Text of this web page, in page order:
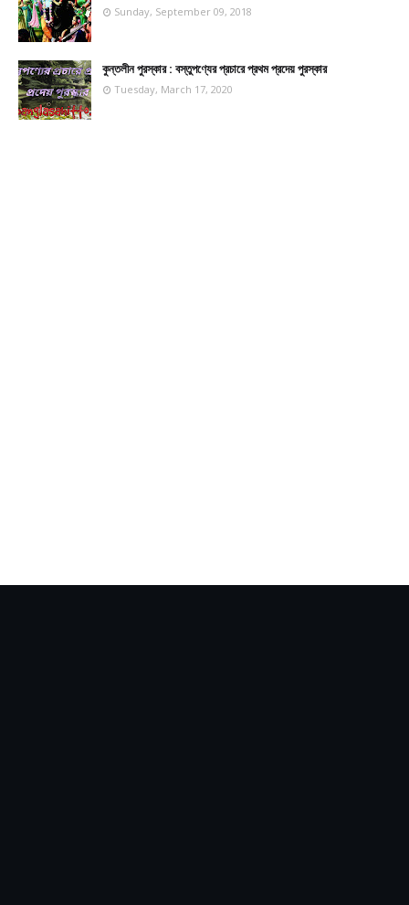
Sunday, September 09, 2018
কুন্তলীন পুরস্কার : বস্তুপণ্যের প্রচারে প্রথম প্রদেয় পুরস্কার
Tuesday, March 17, 2020